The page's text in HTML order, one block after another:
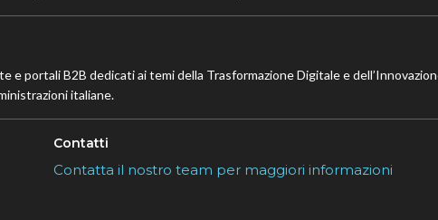
e portali B2B dedicati ai temi della Trasformazione Digitale e
italiane.
Contatti
Contatta il nostro team per maggiori informazioni